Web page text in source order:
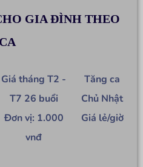
GIA ĐÌNH THEO
CA
Giá tháng T2 -
T7 26 buổi
Đơn vị: 1.000
vnđ
Tăng ca
Chủ Nhật
Giá lẻ/giờ